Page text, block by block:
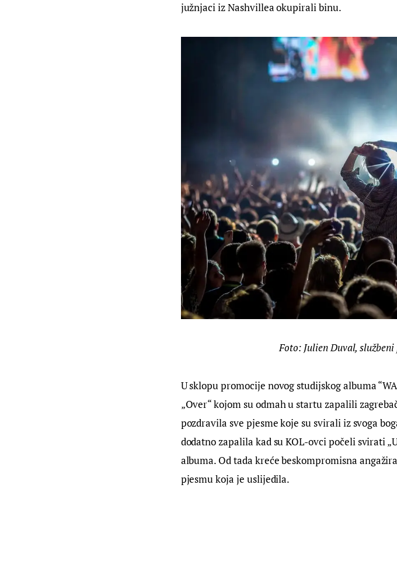
južnjaci iz Nashvillea okupirali binu.
Foto: Julien Duval,
U sklopu promocije novog studijskog albuma
„Over“ kojom su odmah u startu zapalili
pozdravila sve pjesme koje su svirali iz svoga
dodatno zapalila kad su KOL-ovci počeli svirati
albuma. Od tada kreće beskompromisna
pjesmu koja je uslijedila.